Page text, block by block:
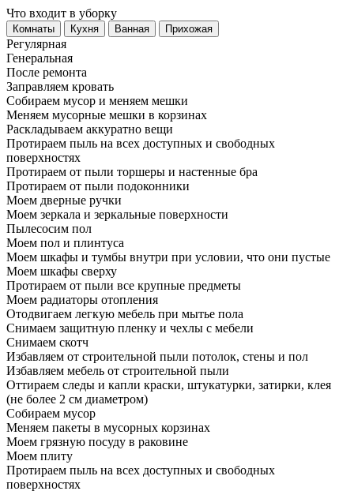
Что входит в уборку
Регу­лярная
Гене­ральная
После ремонта
Заправляем кровать
Собираем мусор и меняем мешки
Меняем мусорные мешки в корзинах
Раскладываем аккуратно вещи
Протираем пыль на всех доступных и свободных
поверхностях
Протираем от пыли торшеры и настенные бра
Протираем от пыли подоконники
Моем дверные ручки
Моем зеркала и зеркальные поверхности
Пылесосим пол
Моем пол и плинтуса
Моем шкафы и тумбы внутри при условии, что они пустые
Моем шкафы сверху
Протираем от пыли все крупные предметы
Моем радиаторы отопления
Отодвигаем легкую мебель при мытье пола
Снимаем защитную пленку и чехлы с мебели
Снимаем скотч
Избавляем от строительной пыли потолок, стены и пол
Избавляем мебель от строительной пыли
Оттираем следы и капли краски, штукатурки, затирки, клея
(не более 2 см диаметром)
Собираем мусор
Меняем пакеты в мусорных корзинах
Моем грязную посуду в раковине
Моем плиту
Протираем пыль на всех доступных и свободных
поверхностях